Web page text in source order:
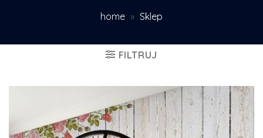
home » Sklep
FILTRUJ